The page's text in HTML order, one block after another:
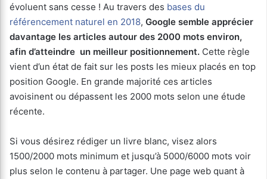
évoluent sans cesse ! Au travers des bases du
référencement naturel en 2018, Google semble apprécier
davantage les articles autour des 2000 mots environ,
afin d’atteindre un meilleur positionnement. Cette règle
vient d’un état de fait sur les posts les mieux placés en top
position Google. En grande majorité ces articles
avoisinent ou dépassent les 2000 mots selon une étude
récente.
Si vous désirez rédiger un livre blanc, visez alors
1500/2000 mots minimum et jusqu’à 5000/6000 mots voir
plus selon le contenu à partager. Une page web quant à